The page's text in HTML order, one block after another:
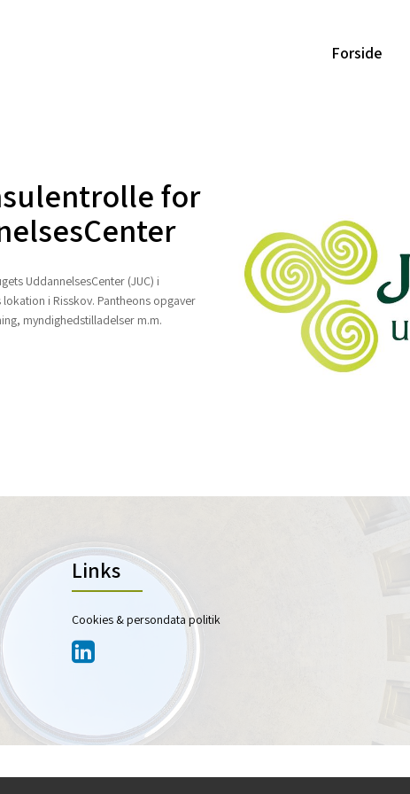
Forside
for
UddannelsesCenter (JUC) i
i Risskov. Pantheons opgaver
myndighedstilladelser m.m.
Links
Cookies & persondata politik